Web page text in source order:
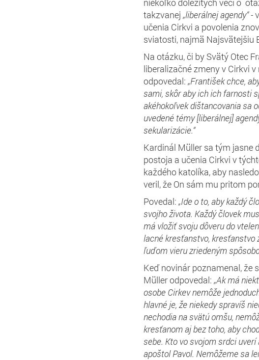
niekoľko dôležitých vecí o
takzvanej „liberálnej agendy“ -
učenia Cirkvi a povolenia
sviatosti, najmä Najsvätejšiu
Na otázku, či by Svätý Otec
liberalizačné zmeny v Cirkvi
odpovedal: „František chce,
sami, skôr aby ich ich farnosti
akéhokoľvek dištancovania sa
uvedené témy [liberálnej]
sekularizácie.“
Kardinál Müller sa tým jasne
postoja a učenia Cirkvi v
každého katolíka, aby
veril, že On sám mu pritom
Povedal: „Ide o to, abykaždý
svojho života. Každý človek
má vložiť svoju dôveru do
lacné kresťanstvo, kresťanstvo
ľuďom vieru zriedeným
Keď novinár poznamenal, že
Müller odpovedal: „Ak má
osobe Cirkev nemôže
hlavné je, že niekedyspravíš
nechodia nasvätú omšu,
kresťanomajbeztoho, aby
sebe. Kto vo svojom srdciuverí
apoštol Pavol. Nemôžemesa